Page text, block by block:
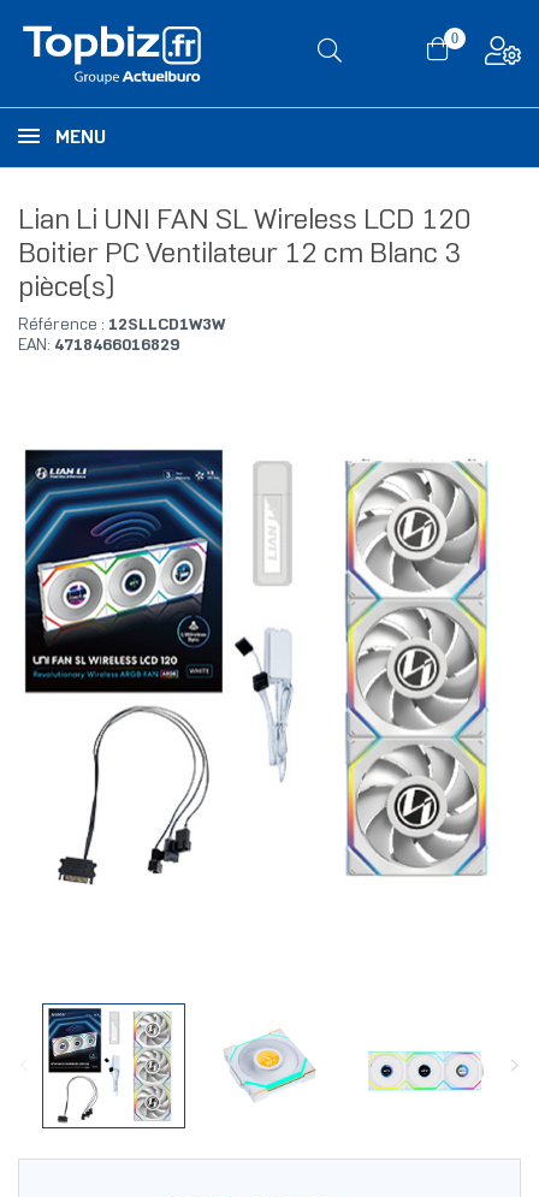
0
MENU
Lian Li UNI FAN SL Wireless LCD 120
Boitier PC Ventilateur 12 cm Blanc 3
pièce(s)
Référence : 12SLLCD1W3W
EAN: 4718466016829